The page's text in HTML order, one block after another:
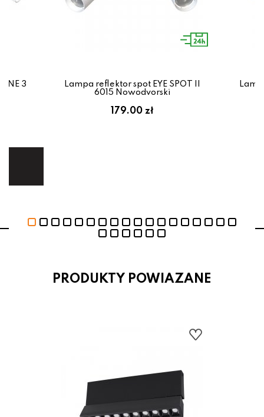
3
Lampa reflektor spot EYE SPOT II
6015 Nowodvorski
179.00 zł
PRODUKTY POWIAZANE